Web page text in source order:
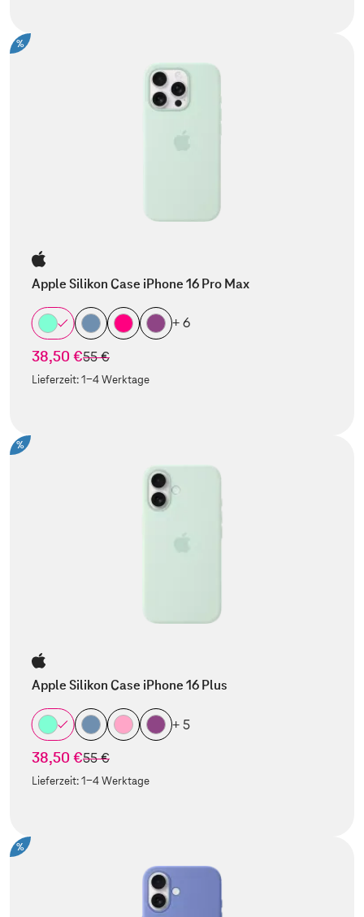
%
Apple Silikon Case iPhone 16 Pro Max
+ 6
38,50 €statt
55 €
Lieferzeit:1-4 Werktage
%
Apple Silikon Case iPhone 16 Plus
+ 5
38,50 €statt
55 €
Lieferzeit:1-4 Werktage
%